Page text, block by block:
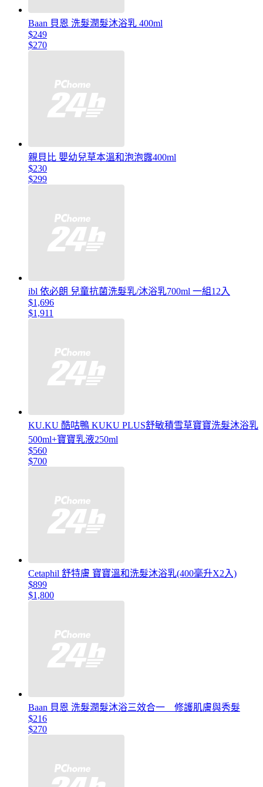
Baan 貝恩 洗髮潤髮沐浴乳 400ml
$249
$270
親貝比 嬰幼兒草本溫和泡泡露400ml
$230
$299
ibl 依必朗 兒童抗菌洗髮乳/沐浴乳700ml 一組12入
$1,696
$1,911
KU.KU 酷咕鴨 KUKU PLUS舒敏積雪草寶寶洗髮沐浴乳
500ml+寶寶乳液250ml
$560
$700
Cetaphil 舒特膚 寶寶溫和洗髮沐浴乳(400毫升X2入)
$899
$1,800
Baan 貝恩 洗髮潤髮沐浴三效合一 修護肌膚與秀髮
$216
$270